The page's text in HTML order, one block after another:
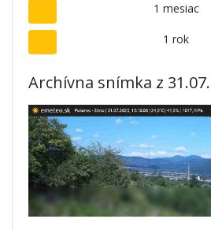
1 mesiac
1 rok
Archívna snímka z